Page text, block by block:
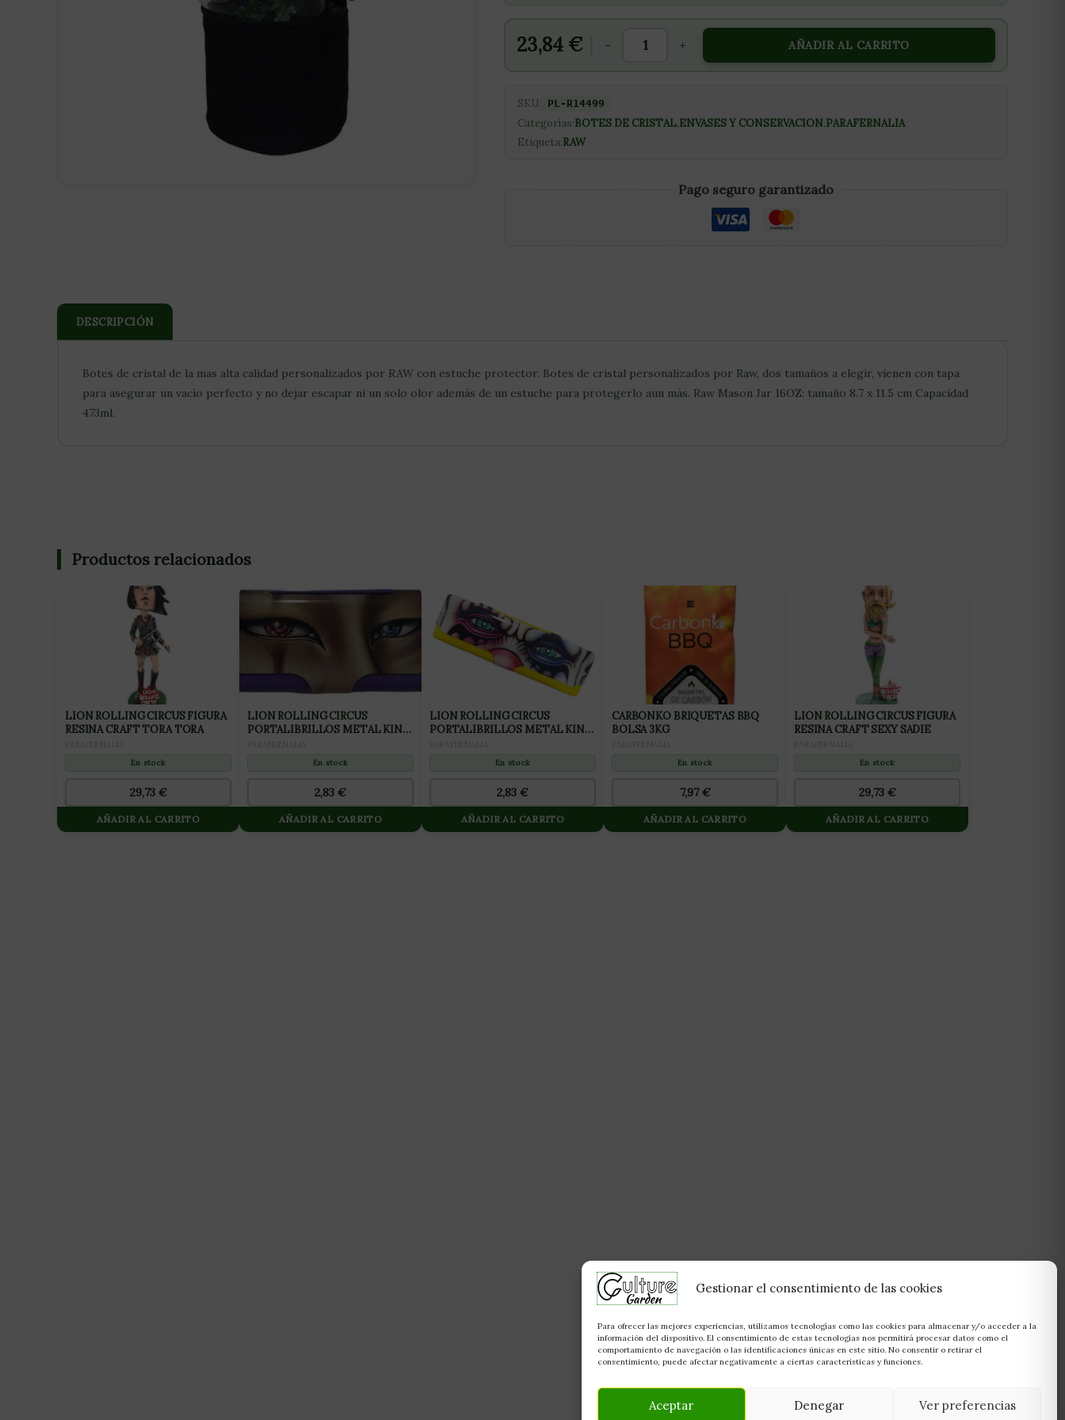
Gestionar el consentimiento de las cookies
Para ofrecer las mejores experiencias, utilizamos tecnologías como las cookies para almacenar y/o acceder a la
información del dispositivo. El consentimiento de estas tecnologías nos permitirá procesar datos como el
comportamiento de navegación o las identificaciones únicas en este sitio. No consentir o retirar el
consentimiento, puede afectar negativamente a ciertas características y funciones.
Aceptar Denegar Ver preferencias
23,84 € - + AÑADIR AL CARRITO
SKU: PL-R14499
Categorías:BOTES DE CRISTAL,ENVASES Y CONSERVACION,PARAFERNALIA
Etiqueta:RAW
Pago seguro garantizado
DESCRIPCIÓN
Botes de cristal de la mas alta calidad personalizados por RAW con estuche protector. Botes de cristal personalizados por Raw, dos tamaños a elegir, vienen con tapa
para asegurar un vacío perfecto y no dejar escapar ni un solo olor además de un estuche para protegerlo aun más. Raw Mason Jar 16OZ: tamaño 8.7 x 11.5 cm Capacidad
473ml.
Productos relacionados
LION ROLLING CIRCUS FIGURA
RESINA CRAFT TORA TORA
En stock
29,73 €
AÑADIR AL CARRITO
LION ROLLING CIRCUS
PORTALIBRILLOS METAL KING
En stock
2,83 €
AÑADIR AL CARRITO
LION ROLLING CIRCUS
PORTALIBRILLOS METAL KING
En stock
2,83 €
AÑADIR AL CARRITO
CARBONKO BRIQUETAS BBQ
BOLSA 3KG
En stock
7,97€
AÑADIR AL CARRITO
LION ROLLING CIRCUS FIGURA
RESINA CRAFT SEXY SADIE
En stock
29,73 €
AÑADIR AL CARRITO